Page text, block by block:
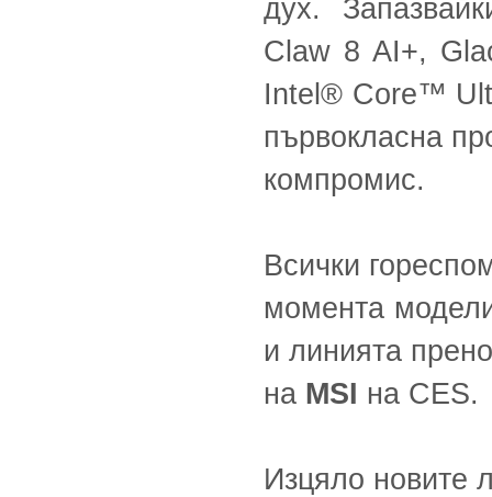
дух.
Claw 8 AI+,
Intel® Core™
първокласна
компромис.
Всички
момента
и линията
на MSI на CES.
Изцяло новите